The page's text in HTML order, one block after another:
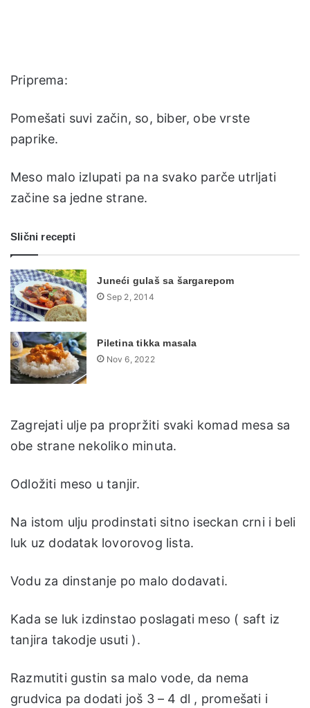
Priprema:
Pomešati suvi začin, so, biber, obe vrste
paprike.
Meso malo izlupati pa na svako parče utrljati
začine sa jedne strane.
Slični recepti
Juneći gulaš sa šargarepom
Sep 2, 2014
Piletina tikka masala
Nov 6, 2022
Zagrejati ulje pa propržiti svaki komad mesa sa
obe strane nekoliko minuta.
Odložiti meso u tanjir.
Na istom ulju prodinstati sitno iseckan crni i beli
luk uz dodatak lovorovog lista.
Vodu za dinstanje po malo dodavati.
Kada se luk izdinstao poslagati meso ( saft iz
tanjira takodje usuti ).
Razmutiti gustin sa malo vode, da nema
grudvica pa dodati još 3 – 4 dl , promešati i